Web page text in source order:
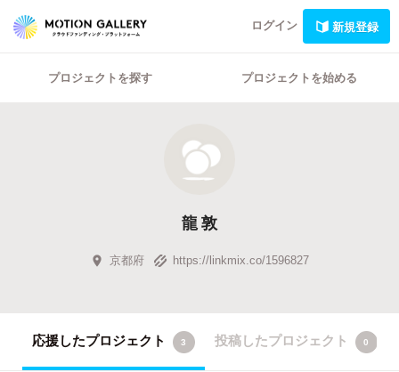
ログイン 新規登録
プロジェクトを探す プロジェクトを始める
龍 敦
京都府 https://linkmix.co/1596827
応援したプロジェクト 3 投稿したプロジェクト 0